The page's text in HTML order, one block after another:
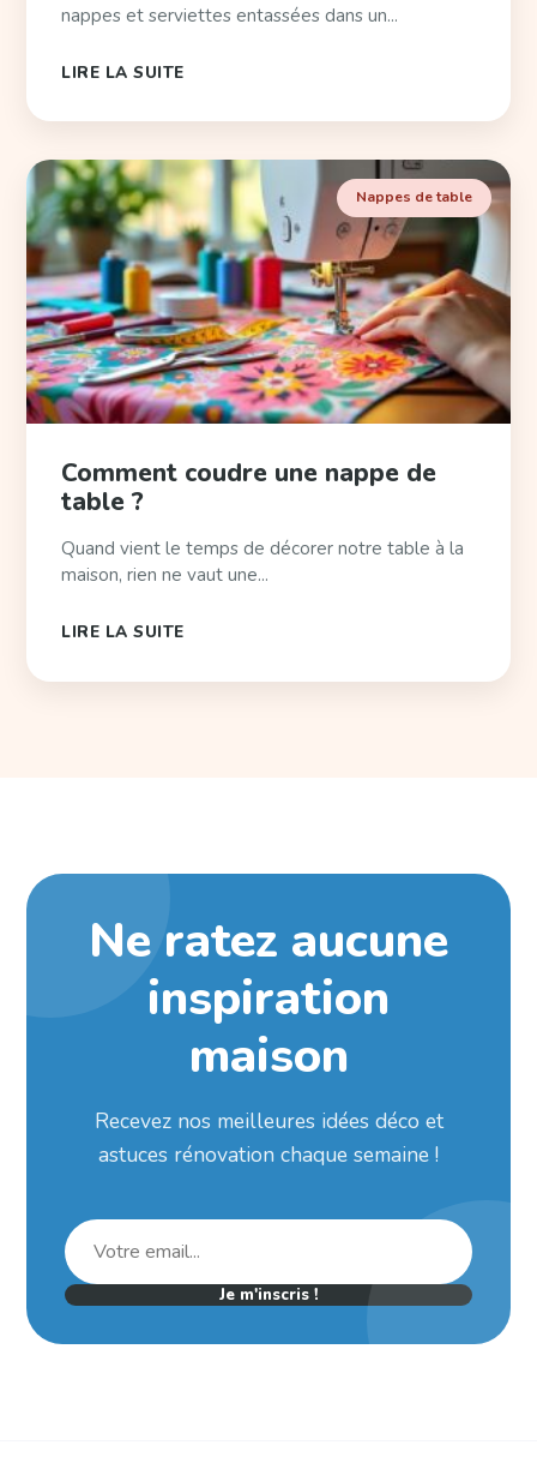
nappes et serviettes entassées dans un...
LIRE LA SUITE
Nappes de table
Comment coudre une nappe de
table ?
Quand vient le temps de décorer notre table à la
maison, rien ne vaut une...
LIRE LA SUITE
Ne ratez aucune
inspiration
maison
Recevez nos meilleures idées déco et
astuces rénovation chaque semaine !
Je m'inscris !